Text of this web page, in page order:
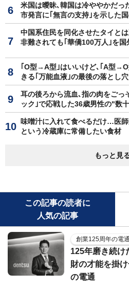
米国は曖昧､韓国は冷ややかだ
市発言に｢無言の支持｣を示した
中国系住民を同化させたタイと
非難されても｢華僑100万人｣を国
｢O型→A型｣はいいけど､｢A型
きる｢万能血液｣の最後の落とし穴
耳の後ろから流血､指の肉をご
ック｣で応戦した36歳男性の"数
味噌汁に入れて食べるだけ…医
という冷蔵庫に常備したい食材
もっと見
この記事の読者に
人気の記事
創業125周年の電
125年磨き続け
財の才能を掛
の電通